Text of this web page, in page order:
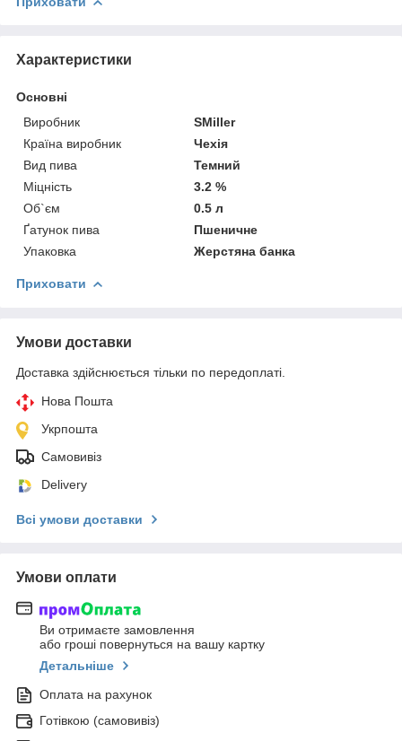
Характеристики
Основні
Виробник
SMiller
Країна виробник
Чехія
Вид пива
Темний
Міцність
3.2 %
Об`єм
0.5 л
Ґатунок пива
Пшеничне
Упаковка
Жерстяна банка
Приховати
Умови доставки
Доставка здійснюється тільки по передоплаті.
Нова Пошта
Укрпошта
Самовивіз
Delivery
Всі умови доставки
Умови оплати
Ви отримаєте замовлення
або гроші повернуться на вашу картку
Детальніше
Оплата на рахунок
Готівкою (самовивіз)